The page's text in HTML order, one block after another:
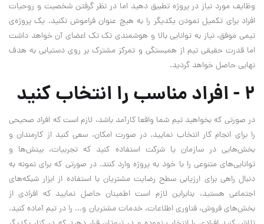
وظایف مورد نیاز در پروژه تطبیق دهید اما در نظر گرفتن شخصیت و روحیات
افراد برای تکمیل نمودن یکدیگر را به هیچ عنوان فراموش نکنید. یک پروژه‌ی
تیمی موفق، نیاز به توانایی بالا و هوشمندی تک تک اعضای آن خواهد داشت
اما قدرت حقیقی تیم از همبستگی و تمرکز مشترک بر روی دستیابی به هدف
نهایی حاصل خواهد گردید.
۲ - افراد مناسب را انتخاب کنید
در صورتی که بخواهید تیم شما واقعا کارآمد باشد، لازم است که افراد صحیحی
را برای انجام کار انتخاب نمایید. در صورت امکان، سعی کنید از کارمندان و
بخش‌هایی در سازمان یا شرکت استفاده کنید که تجربیات، بینش‌ها و
توانایی‌های متنوعی را با خود به پروژه وارد کنند. در صورتی که برای نمونه به
دنبال راهی برای ارزیابی سطح رضایت مشتریان با استفاده از ابزار شبکه‌های
اجتماعی هستید، بنابراین لازم است اطمینان حاصل نمایید که افرادی از
بخش‌های فروش، فناوری اطلاعات، خدمات مشتریان و... را در تیم آماده کنید.